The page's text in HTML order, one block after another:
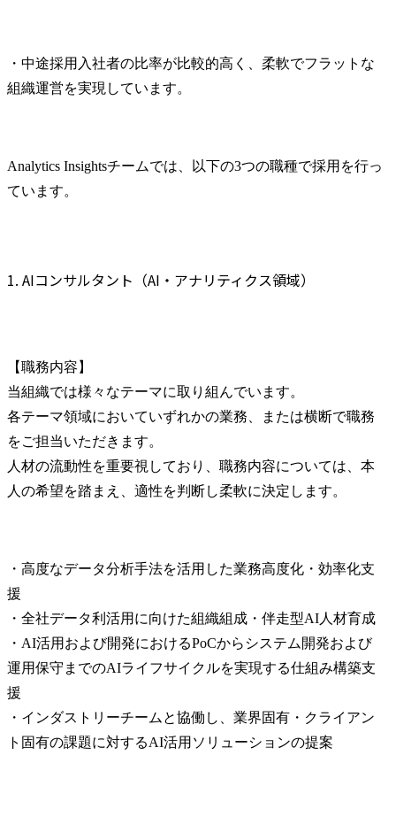
・中途採用入社者の比率が比較的高く、柔軟でフラットな
組織運営を実現しています。
Analytics Insightsチームでは、以下の3つの職種で採用を行っ
ています。
1. AIコンサルタント（AI・アナリティクス領域）
【職務内容】
当組織では様々なテーマに取り組んでいます。
各テーマ領域においていずれかの業務、または横断で職務
をご担当いただきます。
人材の流動性を重要視しており、職務内容については、本
人の希望を踏まえ、適性を判断し柔軟に決定します。
・高度なデータ分析手法を活用した業務高度化・効率化支
援
・全社データ利活用に向けた組織組成・伴走型AI人材育成
・AI活用および開発におけるPoCからシステム開発および
運用保守までのAIライフサイクルを実現する仕組み構築支
援
・インダストリーチームと協働し、業界固有・クライアン
ト固有の課題に対するAI活用ソリューションの提案